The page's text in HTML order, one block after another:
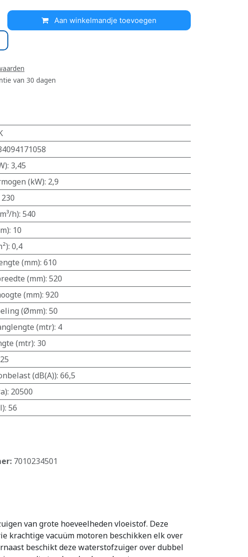
Aan winkelmandje toevoegen
van 30 dagen
: 3,45
(kW): 2,9
230
h): 540
: 10
: 0,4
(mm): 610
(mm): 520
(mm): 920
(Ømm): 50
(mtr): 4
(mtr): 30
25
(dB(A)): 66,5
: 20500
: 56
7010234501
van grote hoeveelheden vloeistof. Deze
krachtige vacuüm motoren beschikken elk over
beschikt deze waterstofzuiger over dubbel